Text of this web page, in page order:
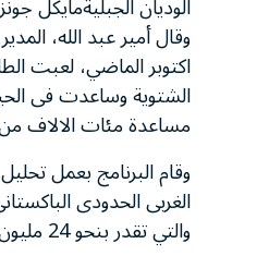
وقال أمير عبد الله،
اكتوبر الماضي، لعبت
الشتوية وساعدت فى
مساعدة مئات الالاف
وقام البرنامج بعمل
الغربى الحدودى
والتي تقدر بنحو 24 مليون دولار أمريكي.